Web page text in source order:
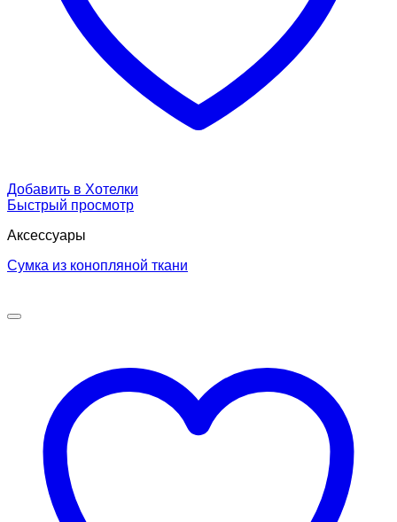
Добавить в Хотелки
Быстрый просмотр
Аксессуары
Сумка из конопляной ткани